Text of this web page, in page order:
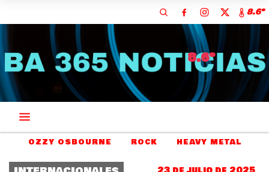
8.6º
8.6º
OZZY OSBOURNE ROCK HEAVY METAL